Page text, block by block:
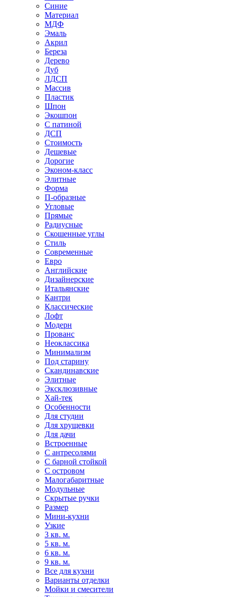
Синие
Материал
МДФ
Эмаль
Акрил
Береза
Дерево
Дуб
ЛДСП
Массив
Пластик
Шпон
Экошпон
С патиной
ДСП
Стоимость
Дешевые
Дорогие
Эконом-класс
Элитные
Форма
П-образные
Угловые
Прямые
Радиусные
Скошенные углы
Стиль
Современные
Евро
Английские
Дизайнерские
Итальянские
Кантри
Классические
Лофт
Модерн
Прованс
Неоклассика
Минимализм
Под старину
Скандинавские
Элитные
Эксклюзивные
Хай-тек
Особенности
Для студии
Для хрущевки
Для дачи
Встроенные
С антресолями
С барной стойкой
С островом
Малогабаритные
Модульные
Скрытые ручки
Размер
Мини-кухни
Узкие
3 кв. м.
5 кв. м.
6 кв. м.
9 кв. м.
Все для кухни
Варианты отделки
Мойки и смесители